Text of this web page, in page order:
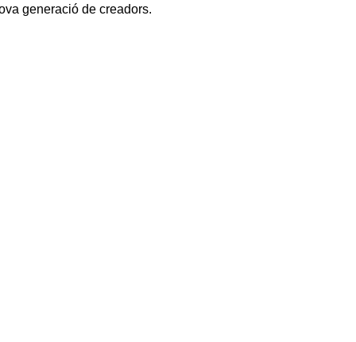
generació de creadors.